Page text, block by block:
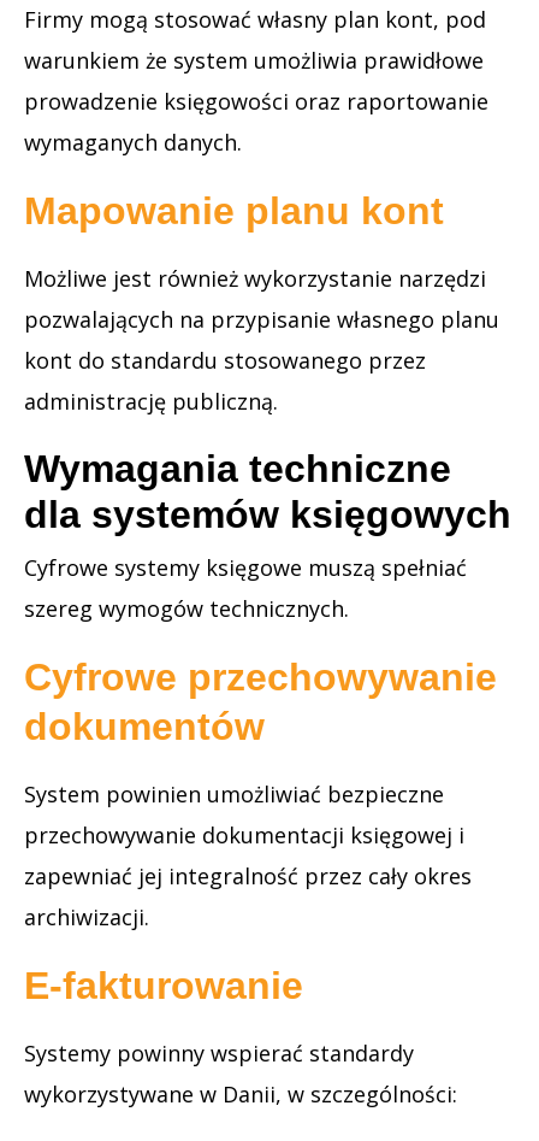
Firmy mogą stosować własny plan kont, pod
warunkiem że system umożliwia prawidłowe
prowadzenie księgowości oraz raportowanie
wymaganych danych.
Mapowanie planu kont
Możliwe jest również wykorzystanie narzędzi
pozwalających na przypisanie własnego planu
kont do standardu stosowanego przez
administrację publiczną.
Wymagania techniczne
dla systemów księgowych
Cyfrowe systemy księgowe muszą spełniać
szereg wymogów technicznych.
Cyfrowe przechowywanie
dokumentów
System powinien umożliwiać bezpieczne
przechowywanie dokumentacji księgowej i
zapewniać jej integralność przez cały okres
archiwizacji.
E-fakturowanie
Systemy powinny wspierać standardy
wykorzystywane w Danii, w szczególności: